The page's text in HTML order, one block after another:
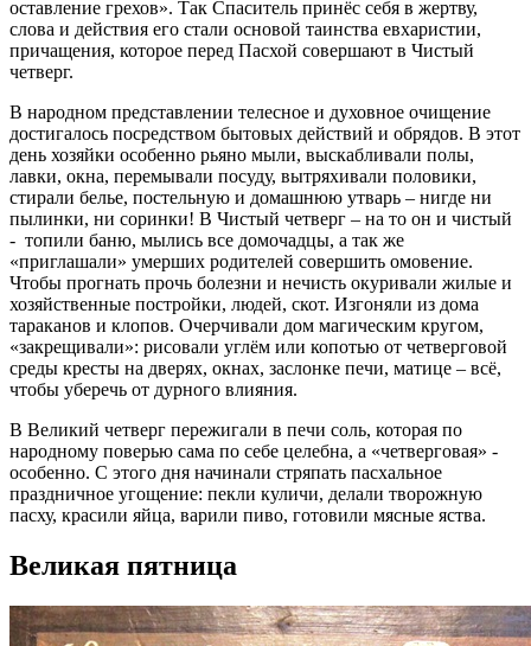
оставление грехов». Так Спаситель принёс себя в жертву,
слова и действия его стали основой таинства евхаристии,
причащения, которое перед Пасхой совершают в Чистый
четверг.
В народном представлении телесное и духовное очищение
достигалось посредством бытовых действий и обрядов. В этот
день хозяйки особенно рьяно мыли, выскабливали полы,
лавки, окна, перемывали посуду, вытряхивали половики,
стирали белье, постельную и домашнюю утварь – нигде ни
пылинки, ни соринки! В Чистый четверг – на то он и чистый
- топили баню, мылись все домочадцы, а так же
«приглашали» умерших родителей совершить омовение.
Чтобы прогнать прочь болезни и нечисть окуривали жилые и
хозяйственные постройки, людей, скот. Изгоняли из дома
тараканов и клопов. Очерчивали дом магическим кругом,
«закрещивали»: рисовали углём или копотью от четверговой
среды кресты на дверях, окнах, заслонке печи, матице – всё,
чтобы уберечь от дурного влияния.
В Великий четверг пережигали в печи соль, которая по
народному поверью сама по себе целебна, а «четверговая» -
особенно. С этого дня начинали стряпать пасхальное
праздничное угощение: пекли куличи, делали творожную
пасху, красили яйца, варили пиво, готовили мясные яства.
Великая пятница